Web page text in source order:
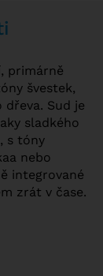
primárně
švestek,
Sud je
sladkého
s tóny
nebo
integrované
zrát v čase.